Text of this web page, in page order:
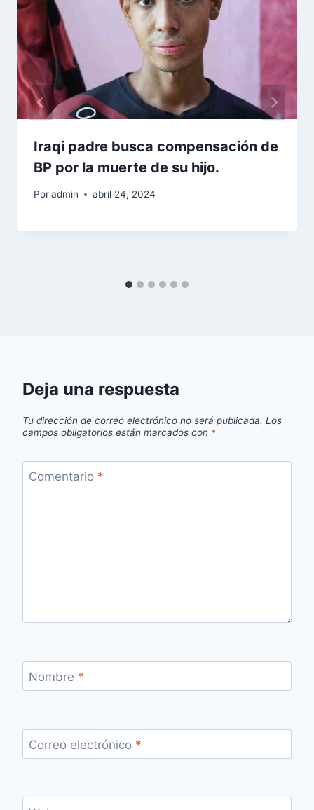
Iraqi padre busca compensación de
BP por la muerte de su hijo.
Poradmin abril 24, 2024
Deja una respuesta
Tu dirección de correo electrónico no será publicada. Los
campos obligatorios están marcados con *
Comentario *
Nombre *
Correo electrónico *